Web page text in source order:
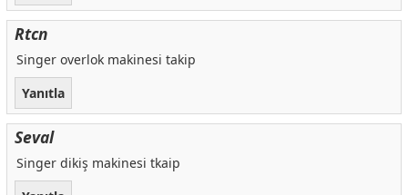
Rtcn
Singer overlok makinesi takip
Yanıtla
Seval
Singer dikiş makinesi tkaip